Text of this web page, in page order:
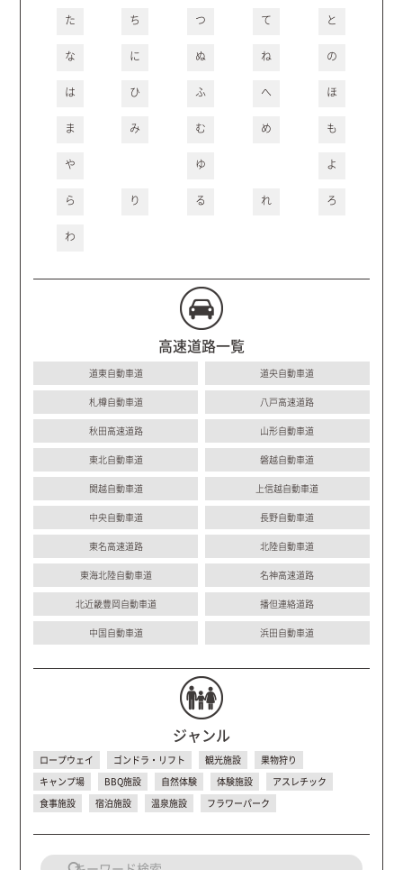
た ち つ て と
な に ぬ ね の
は ひ ふ へ ほ
ま み む め も
や ゆ よ
ら り る れ ろ
わ
高速道路一覧
道東自動車道 道央自動車道
札樽自動車道 八戸高速道路
秋田高速道路 山形自動車道
東北自動車道 磐越自動車道
関越自動車道 上信越自動車道
中央自動車道 長野自動車道
東名高速道路 北陸自動車道
東海北陸自動車道 名神高速道路
北近畿豊岡自動車道 播但連絡道路
中国自動車道 浜田自動車道
ジャンル
ロープウェイ ゴンドラ・リフト 観光施設
果物狩り
キャンプ場
BBQ施設 自然体験 体験施設
アスレチック
食事施設
宿泊施設 温泉施設 フラワーパーク